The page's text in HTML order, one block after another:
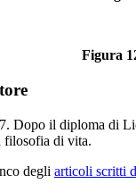
Figura
Dopo il diploma di
filosofia di vita.
degli articoli scritti